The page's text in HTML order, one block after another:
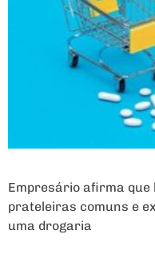
Empresário afirma que
prateleiras comuns e
uma drogaria